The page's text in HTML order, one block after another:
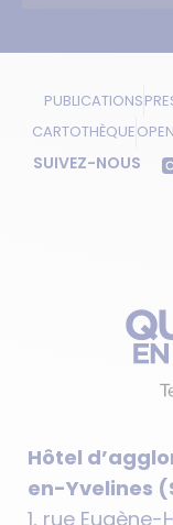
PUBLICATIONS
CARTOTHÈQUE
SUIVEZ-NOUS
Hôtel
en-Yvelines
1, rue Eugène-